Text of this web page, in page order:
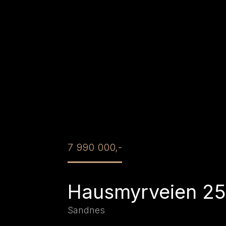
7 990 000,-
Hausmyrveien
Sandnes